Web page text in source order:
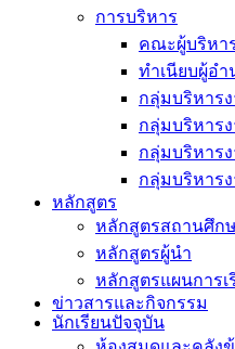
การบริหาร
คณะผู้บริหา
ทำเนียบผู้อำ
กลุ่มบริหาร
กลุ่มบริหาร
กลุ่มบริหาร
กลุ่มบริหาร
หลักสูตร
หลักสูตรสถานศึก
หลักสูตรผู้นำ
หลักสูตรแผนการเ
ข่าวสารและกิจกรรม
นักเรียนปัจจุบัน